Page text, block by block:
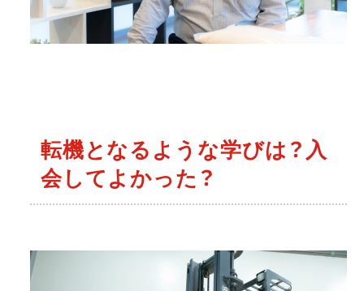
転機となるような学びは？入
会してよかった？